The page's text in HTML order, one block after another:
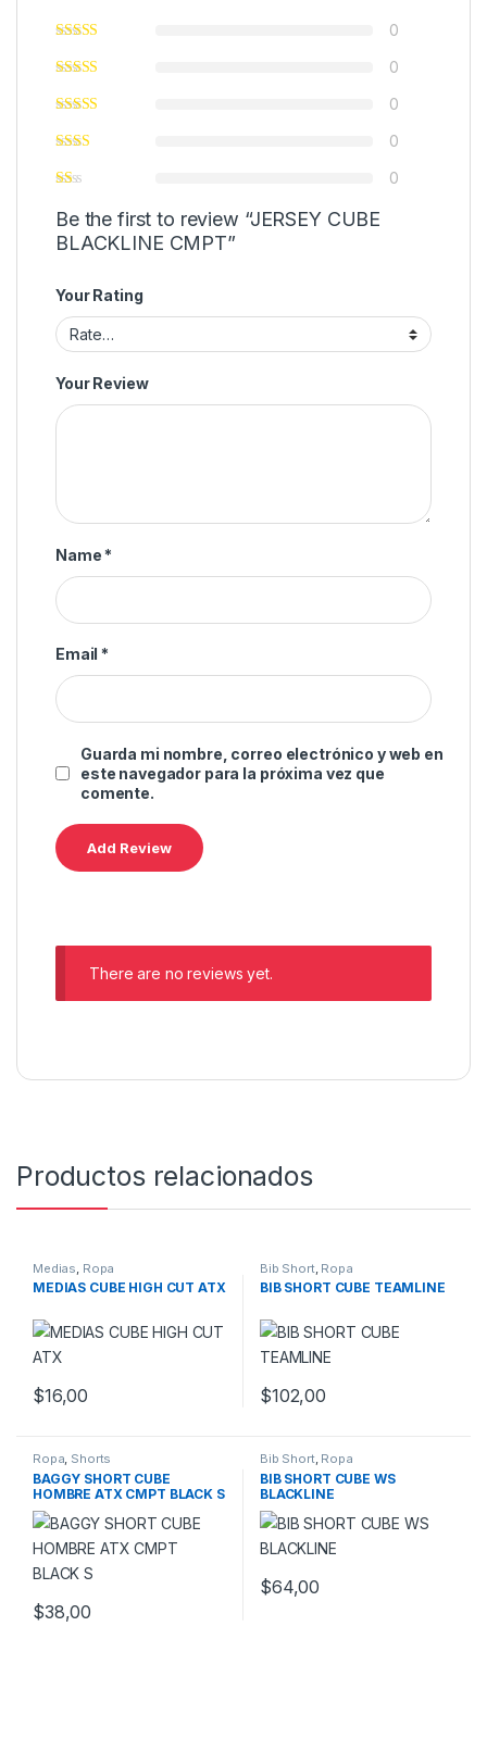
0
0
0
0
0
Be the first to review “JERSEY CUBE
BLACKLINE CMPT”
Your Rating
Your Review
Name *
Email *
Guarda mi nombre, correo electrónico y web en
este navegador para la próxima vez que
comente.
There are no reviews yet.
Productos relacionados
Medias Ropa
MEDIAS CUBE HIGH CUT ATX
$16,00
Este producto tiene múltiples variantes. Las opciones se
Bib Short, Ropa
BIB SHORT CUBE TEAMLINE
$102,00
Este producto tiene múltiples
Ropa, Shorts
BAGGY SHORT CUBE
HOMBRE ATX CMPT BLACK S
$38,00
Este producto tiene múltiples variantes. Las opciones se
Bib Short, Ropa
BIB SHORT CUBE WS
BLACKLINE
$64,00